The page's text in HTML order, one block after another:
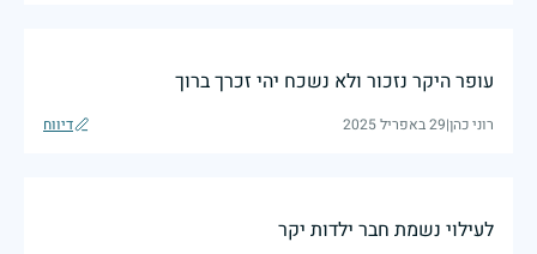
עופר היקר נזכור ולא נשכח יהי זכרך ברוך
רוני כהן|29 באפריל 2025 דיווח
לעילוי נשמת חבר ילדות יקר